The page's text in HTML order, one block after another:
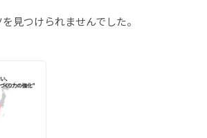
見つけられませんでした。